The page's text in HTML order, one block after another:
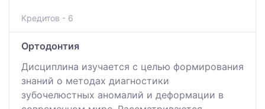
Кредитов - 6
Ортодонтия
Дисциплина изучается с целью формирования
знаний о методах диагностики
зубочелюстных аномалий и деформации в